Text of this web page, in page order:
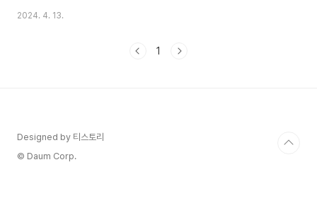
자가 여행 중에도 건강을 관리하는 팁을 함께 알아봐요. 부제: "당뇨병 환자의
준비 팁3. 여행중 음식선택4. 결론5. 도움 되는 글0. 이 글의 요약 ▣ 의료진과
2024. 4. 13.
1
Designed by 티스토리
© Daum Corp.